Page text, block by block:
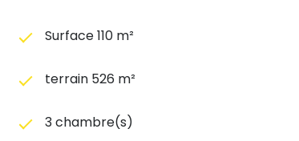
Surface 110 m²
terrain 526 m²
3 chambre(s)